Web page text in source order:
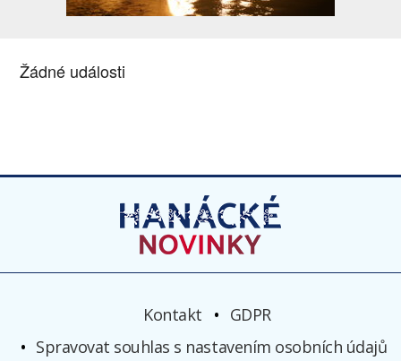
Žádné události
Kontakt
GDPR
Spravovat souhlas s nastavením osobních údajů